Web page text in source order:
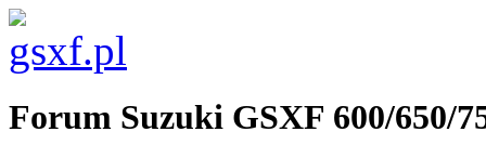
Forum Suzuki GSXF 600/650/